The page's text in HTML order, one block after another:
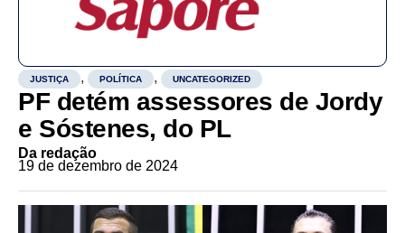
JUSTIÇA , POLÍTICA , UNCATEGORIZED
PF detém assessores de Jordy
e Sóstenes, do PL
Da redação
19 de dezembro de 2024